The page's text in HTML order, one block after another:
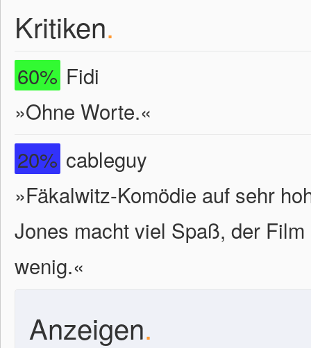
Kritiken.
60% Fidi
»Ohne Worte.«
20% cableguy
»Fäkalwitz-Komödie auf sehr
Jones macht viel Spaß, der
wenig.«
Anzeigen.